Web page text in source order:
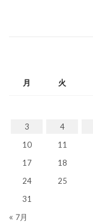
月 火
3
4
10
11
17
18
24
25
31
« 7月